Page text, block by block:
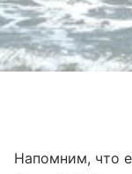
Напомним, что